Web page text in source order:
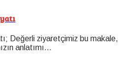
Değerli ziyaretçimiz bu makale,
anlatımı...